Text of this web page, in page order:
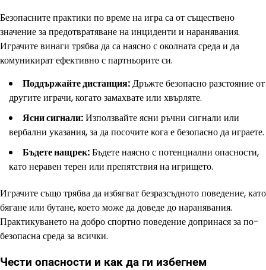
Безопасните практики по време на игра са от съществено
значение за предотвратяване на инциденти и наранявания.
Играчите винаги трябва да са наясно с околната среда и да
комуникират ефективно с партньорите си.
Поддържайте дистанция:Дръжте безопасно разстояние от
другите играчи, когато замахвате или хвърляте.
Ясни сигнали:Използвайте ясни ръчни сигнали или
вербални указания, за да посочите кога е безопасно да играете.
Бъдете нащрек:Бъдете наясно с потенциални опасности,
като неравен терен или препятствия на игрището.
Играчите също трябва да избягват безразсъдното поведение, като
бягане или бутане, което може да доведе до наранявания.
Практикуването на добро спортно поведение допринася за по-
безопасна среда за всички.
Чести опасности и как да ги избегнем